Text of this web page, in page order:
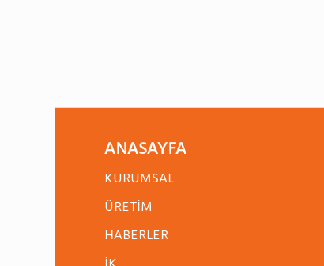
ANASAYFA
KURUMSAL
ÜRETIM
HABERLER
İK